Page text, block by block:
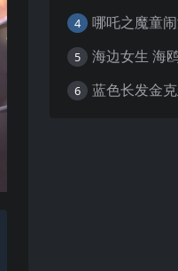
4
5
6